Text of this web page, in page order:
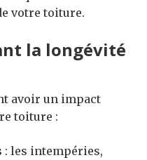
votre toiture.
la longévité
avoir un impact
toiture :
: les intempéries,